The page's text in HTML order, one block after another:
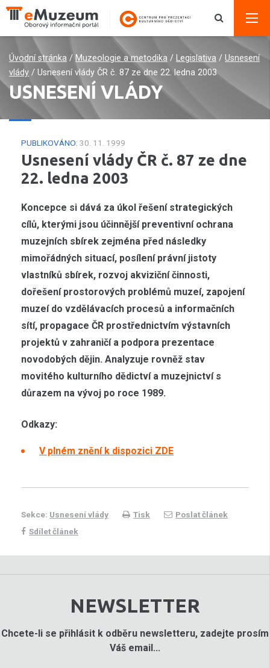
Úvodní stránka / Muzeologie a metodika / Legislativa / Usnesení
vlády / Usnesení vlády ČR č. 87 ze dne 22. ledna 2003
USNESENÍ VLÁDY
PUBLIKOVÁNO: 30. 11. 1999
Usnesení vlády ČR č. 87 ze dne
22. ledna 2003
Koncepce si dává za úkol řešení strategických
cílů, kterými jsou účinnější preventivní ochrana
muzejních sbírek zejména před následky
mimořádných situací, posílení právní jistoty
vlastníků sbírek, rozvoj akviziční činnosti,
dořešení prostorových problémů muzeí, zapojení
muzeí do vzdělávacích procesů a informačních
sítí, propagace ČR prostřednictvím výstavních
projektů v zahraničí a podpora prezentace
novodobých dějin. Analyzuje rovněž stav
movitého kulturního dědictví a muzejnictví s
důrazem na vývoj po roce 1989.
Odkazy:
V plném znění k dispozici ZDE
Sekce: Usnesení vlády Tisk
Poslat článek
Sdílet článek
NEWSLETTER
Chcete-li se přihlásit k odběru newsletteru, zadejte prosím
Váš email...